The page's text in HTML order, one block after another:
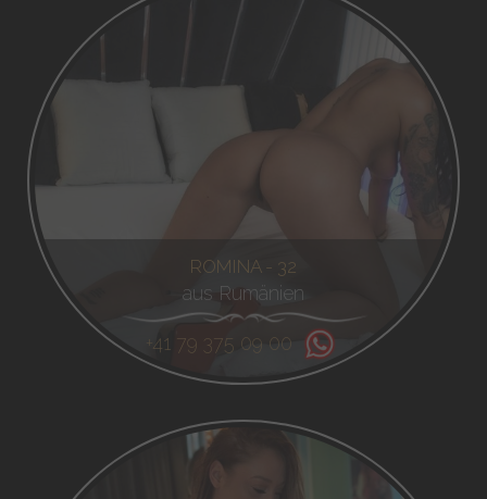
ROMINA - 32
aus Rumänien
+41 79 375 09 00